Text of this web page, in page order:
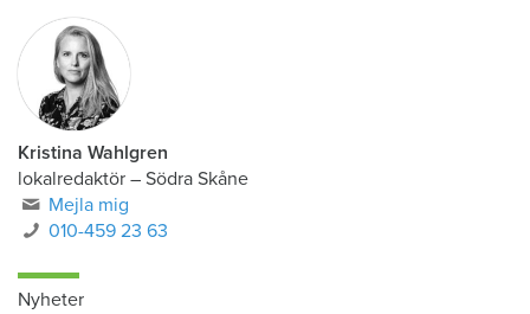
Kristina Wahlgren
lokalredaktör – Södra Skåne
Mejla mig
010-459 23 63
Nyheter